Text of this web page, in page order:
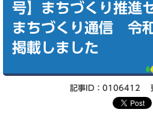
号】まちづくり推進
まちづくり通信 令
掲載しました
記事ID：0106412